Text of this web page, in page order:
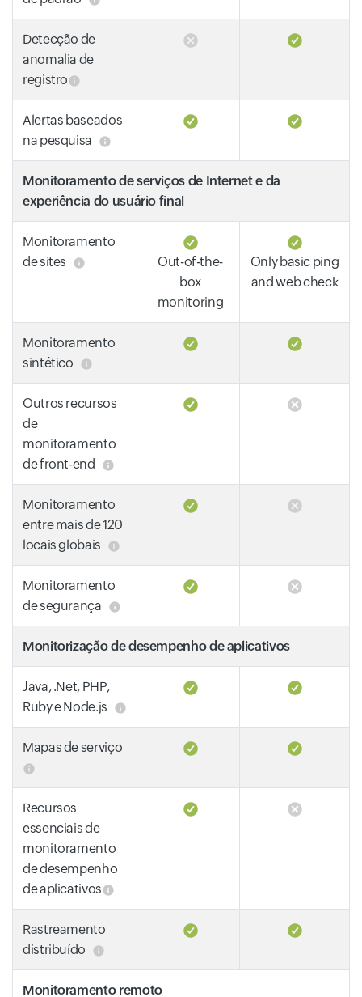
Detecção de
anomalia de
registro
Alertas baseados
na pesquisa
Monitoramento de serviços de Internet e da
experiência do usuário final
Monitoramento
de sites
Out-of-the-
box
monitoring
Only basic ping
and web check
Monitoramento
sintético
Outros recursos
de
monitoramento
de front-end
Monitoramento
entre mais de 120
locais globais
Monitoramento
de segurança
Monitorização de desempenho de aplicativos
Java, .Net, PHP,
Ruby e Node.js
Mapas de serviço
Recursos
essenciais de
monitoramento
de desempenho
de aplicativos
Rastreamento
distribuído
Monitoramento remoto